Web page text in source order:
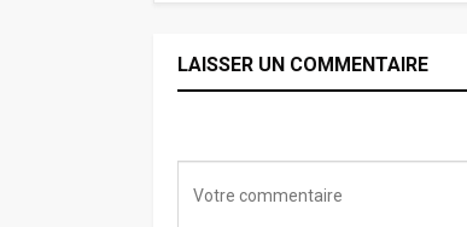
LAISSER UN COMMENTAIRE